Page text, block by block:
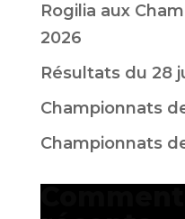
Rogilia aux
2026
Résultats du 28
Championnats
Championnats